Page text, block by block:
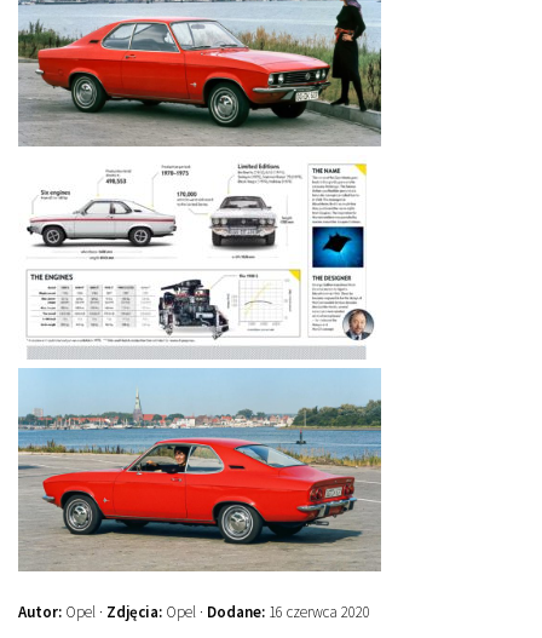
Autor: Opel · Zdjęcia: Opel · Dodane: 16 czerwca 2020